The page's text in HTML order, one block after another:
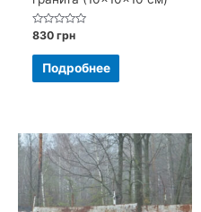
Оценка
из
830грн
Подробнее